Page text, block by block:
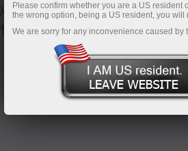
金吗？无论哪种方式，您都需要
！
Please confirm whether you are a US resident
the wrong option, being a US resident, you
We are sorry for any inconvenience caused by